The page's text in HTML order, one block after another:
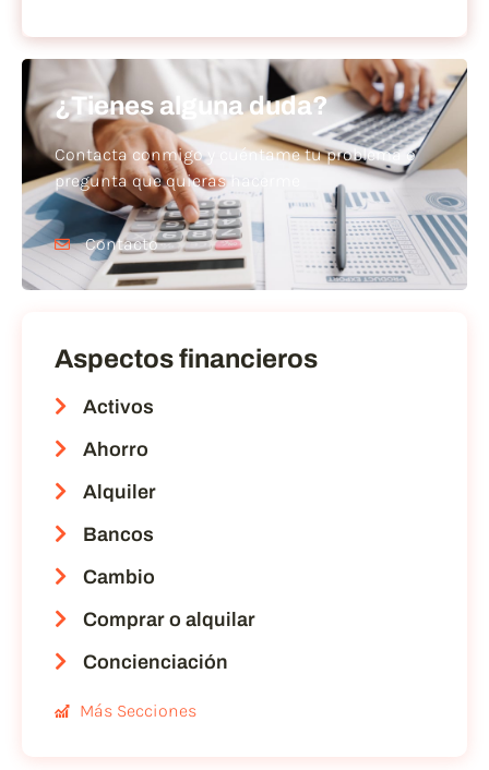
¿Tienes alguna duda?
Contacta conmigo y cuéntame tu problema o
pregunta que quieras hacerme
Contacto
Aspectos financieros
Activos
Ahorro
Alquiler
Bancos
Cambio
Comprar o alquilar
Concienciación
Más Secciones